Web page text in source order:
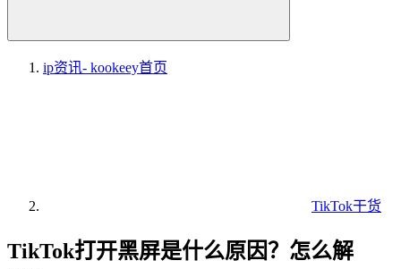
ip资讯- kookeey首页
TikTok干货
TikTok打开黑屏是什么原因？怎么解